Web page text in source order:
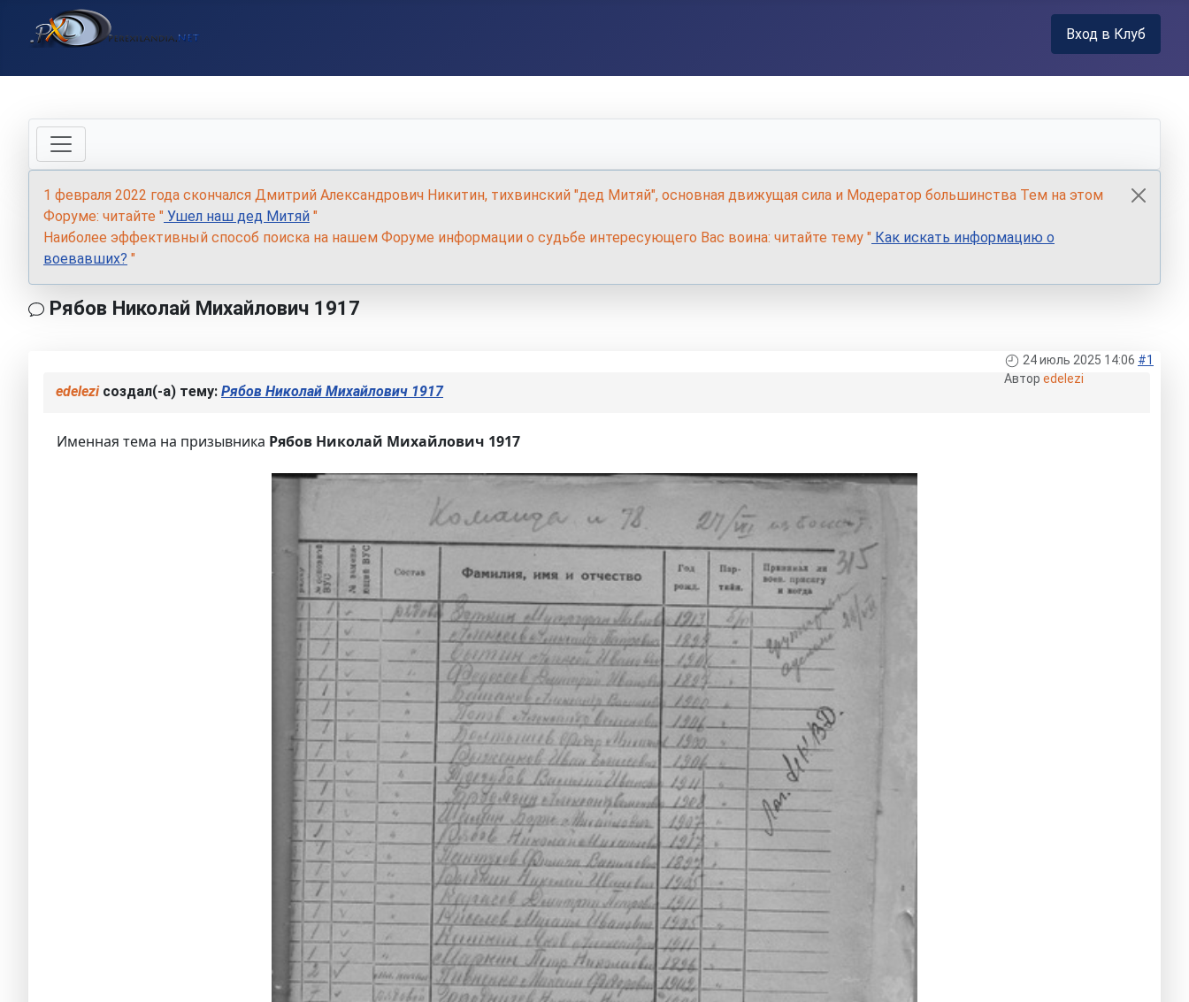
Вход в Клуб
1 февраля 2022 года скончался Дмитрий Александрович Никитин, тихвинский "дед Митяй", основная движущая сила и Модератор большинства Тем на этом
Форуме: читайте " Ушел наш дед Митяй "
Наиболее эффективный способ поиска на нашем Форуме информации о судьбе интересующего Вас воина: читайте тему " Как искать информацию о
воевавших? "
Рябов Николай Михайлович 1917
24 июль 2025 14:06 #1
Автор edelezi
edeleziсоздал(-а) тему: Рябов Николай Михайлович 1917
Именная тема на призывника Рябов Николай Михайлович 1917